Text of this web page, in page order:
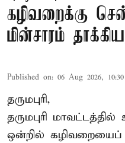
கழிவறைக்கு
மின்சாரம்
Published on: 06 Aug 2026,
தருமபுரி,
தருமபுரி
ஒன்றில்